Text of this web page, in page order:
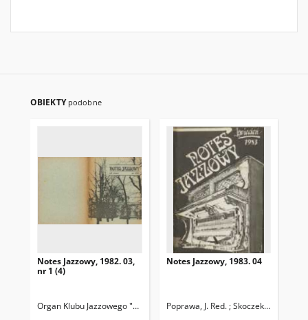
OBIEKTY podobne
Notes Jazzowy, 1982. 03,
nr 1 (4)
Organ Klubu Jazzowego "Rotunda" Skoczek, T. Red.
Notes Jazzowy, 1983. 04
Poprawa, J. Red. ; Skoczek T. Red.